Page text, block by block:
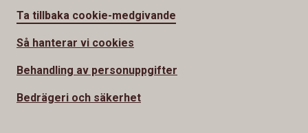
Ta tillbaka cookie-medgivande
Så hanterar vi cookies
Behandling av personuppgifter
Bedrägeri och säkerhet